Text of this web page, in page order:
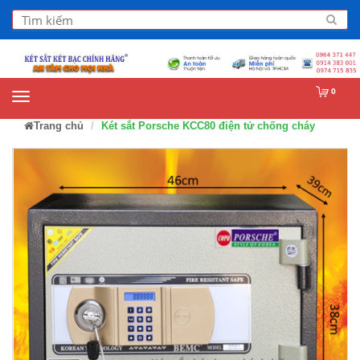
0
Trang chủ Két sắt Porsche KCC80 điện tử chống cháy